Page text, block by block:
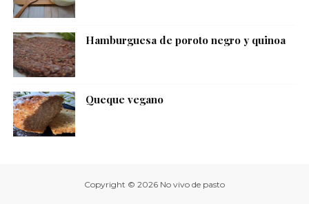
Hamburguesa de poroto negro y quinoa
Queque vegano
Copyright © 2026 No vivo de pasto